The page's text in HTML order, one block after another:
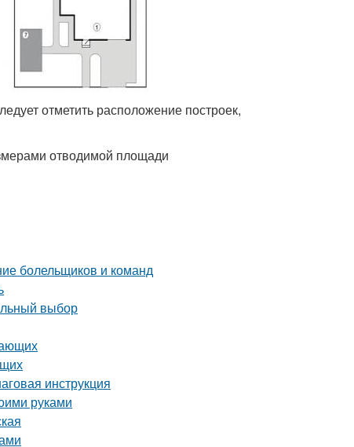
отметить расположение построек,
отводимой площади
болельщиков и команд
выбор
инструкция
руками